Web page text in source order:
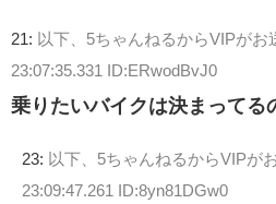
21: 以下、5ちゃんねるからVIPがお
23:07:35.331 ID:ERwodBvJ0
乗りたいバイクは決まってる
23: 以下、5ちゃんねるからVIPが
23:09:47.261 ID:8yn81DGw0